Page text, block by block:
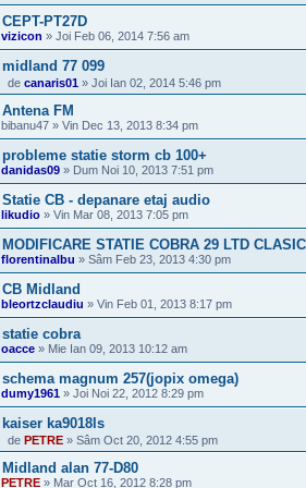
CEPT-PT27D
vizicon » Joi Feb 06, 2014 7:56 am
midland 77 099
de canaris01 » Joi Ian 02, 2014 5:46 pm
Antena FM
bibanu47 » Vin Dec 13, 2013 8:34 pm
probleme statie storm cb 100+
danidas09 » Dum Noi 10, 2013 7:51 pm
Statie CB - depanare etaj audio
likudio » Vin Mar 08, 2013 7:05 pm
MODIFICARE STATIE COBRA 29 LTD CLASIC
florentinalbu » Sâm Feb 23, 2013 4:30 pm
CB Midland
bleortzclaudiu » Vin Feb 01, 2013 8:17 pm
statie cobra
oacce » Mie Ian 09, 2013 10:12 am
schema magnum 257(jopix omega)
dumy1961 » Joi Noi 22, 2012 8:29 pm
kaiser ka9018ls
de PETRE » Sâm Oct 20, 2012 4:55 pm
Midland alan 77-D80
PETRE » Mar Oct 16, 2012 8:28 pm